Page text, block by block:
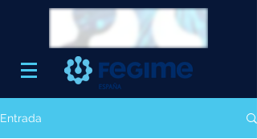
Entrada